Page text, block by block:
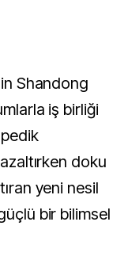
Shandong
iş birliği
doku
yeni nesil
bir bilimsel